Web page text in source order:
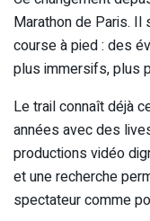
Marathon de Paris. Il
course à pied : des
plus immersifs, plus
Le trail connaît déjà
années avec des
productions vidéo
et une recherche
spectateur comme